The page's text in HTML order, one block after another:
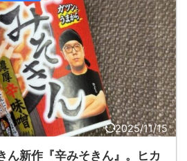
2025/11/15
ん新作『辛みそきん』。ヒカ